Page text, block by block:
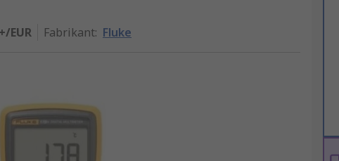
EUR Fabrikant: Fluke